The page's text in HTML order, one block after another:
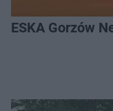
ESKA Gorzów